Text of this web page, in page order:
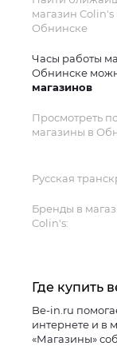
магазин Colin's
Обнинске
Часы работы
Обнинске
магазинов
Просмотреть
магазины в
Русская
Бренды в
Colin's:
Где купить
Be-in.ru
интернете и в
«Магазины»